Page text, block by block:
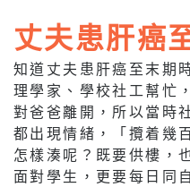
丈夫患肝癌
知道丈夫患肝癌至末期
理學家、學校社工幫忙
對爸爸離開，所以當時
都出現情緒，「攬着幾
怎樣湊呢？既要供樓，
面對學生，更要每日同